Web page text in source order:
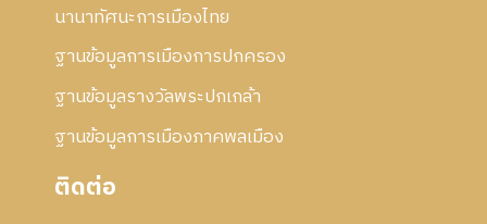
นานาทัศนะการเมืองไทย
ฐานข้อมูลการเมืองการปกครอง
ฐานข้อมูลรางวัลพระปกเกล้า
ฐานข้อมูลการเมืองภาคพลเมือง
ติดต่อ